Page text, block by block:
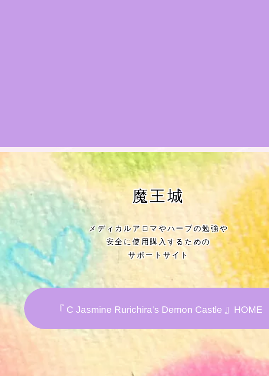
お知らせ
公式ウェブサイト『Botanical Study』
Cジャスミン瑠璃地楽の主な活動先リン
ク集
プロフィール
アロマハーブアンケート
おすすめ商品＆レビュー
★スペシャルアロマハーブ４択クイズ
魔王城
メディカルアロマやハーブの勉強や
安全に使用購入するための
サポートサイト
『 C Jasmine Rurichira's Demon Castle 』HOME